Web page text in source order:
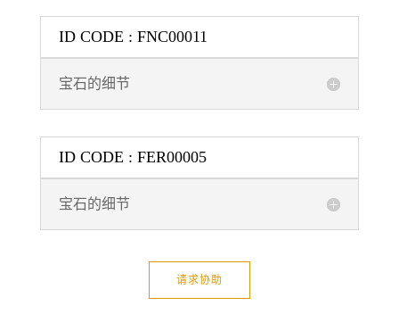
ID CODE : FNC00011
宝石的细节
ID CODE : FER00005
宝石的细节
请求协助